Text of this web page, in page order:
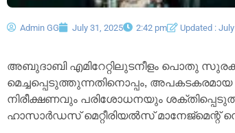
Admin GG July 31, 2025 2:42 pm Updated :
അബുദാബി എമിറേറ്റിലുടനീളം പൊതു
മെച്ചപ്പെടുത്തുന്നതിനൊപ്പം,
നിരീക്ഷണവും പരിശോധനയും
ഹാസാർഡസ് മെറ്റീരിയൽസ് മാനേജ്മെന്റ്